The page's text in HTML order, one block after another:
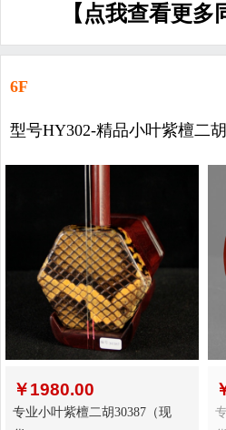
【点我查看更多
6F
型号HY302-精品小叶紫檀二
￥1980.00
专业小叶紫檀二胡30387（现